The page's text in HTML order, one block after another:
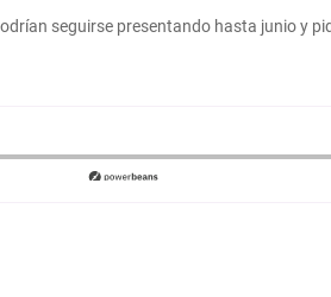
seguirse presentando hasta junio y